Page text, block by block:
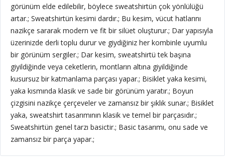
görünüm elde edilebilir, böylece sweatshirtün çok yönlülüğü
artar.; Sweatshirtün kesimi dardır.; Bu kesim, vücut hatlarını
nazikçe sararak modern ve fit bir silüet oluşturur.; Dar yapısıyla
üzerinizde derli toplu durur ve giydiğiniz her kombinle uyumlu
bir görünüm sergiler.; Dar kesim, sweatshirtü tek başına
giyildiğinde veya ceketlerin, montların altına giyildiğinde
kusursuz bir katmanlama parçası yapar.; Bisiklet yaka kesimi,
yaka kısmında klasik ve sade bir görünüm yaratır.; Boyun
çizgisini nazikçe çerçeveler ve zamansız bir şıklık sunar.; Bisiklet
yaka, sweatshirt tasarımının klasik ve temel bir parçasıdır.;
Sweatshirtün genel tarzı basictir.; Basic tasarımı, onu sade ve
zamansız bir parça yapar.;